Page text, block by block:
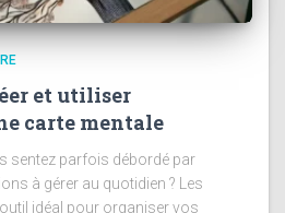
et utiliser
carte mentale
sentez parfois débordé par
à gérer au quotidien ? Les
idéal pour organiser vos